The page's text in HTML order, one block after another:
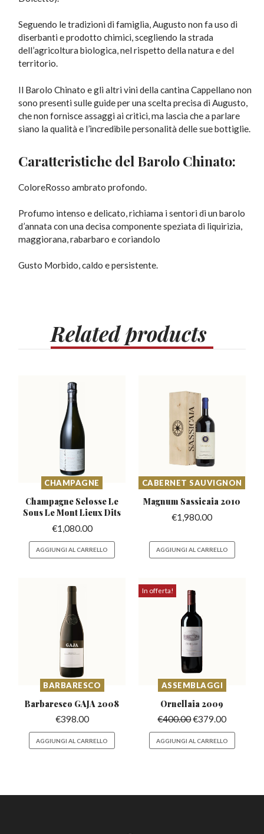
Seguendo le tradizioni di famiglia, Augusto non fa uso di
diserbanti e prodotto chimici, scegliendo la strada
dell’agricoltura biologica, nel rispetto della natura e del
territorio.
Il Barolo Chinato e gli altri vini della cantina Cappellano non
sono presenti sulle guide per una scelta precisa di Augusto,
che non fornisce assaggi ai critici, ma lascia che a parlare
siano la qualità e l’incredibile personalità delle sue bottiglie.
Caratteristiche del Barolo Chinato:
ColoreRosso ambrato profondo.
Profumo intenso e delicato, richiama i sentori di un barolo
d’annata con una decisa componente speziata di liquirizia,
maggiorana, rabarbaro e coriandolo
Gusto Morbido, caldo e persistente.
Relatedproducts
CHAMPAGNE
Champagne Selosse Le
SousLe Mont Lieux Dits
€1,080.00
AGGIUNGI AL CARRELLO
CABERNET SAUVIGNON
Magnum Sassicaia 2010
€1,980.00
AGGIUNGI AL CARRELLO
BARBARESCO
Barbaresco GAJA 2008
€398.00
AGGIUNGI AL CARRELLO
In offerta!
ASSEMBLAGGI
Ornellaia 2009
€400.00€379.00
AGGIUNGI AL CARRELLO